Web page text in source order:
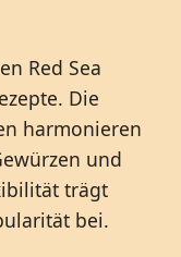
Red Sea
Die
harmonieren
und
trägt
bei.